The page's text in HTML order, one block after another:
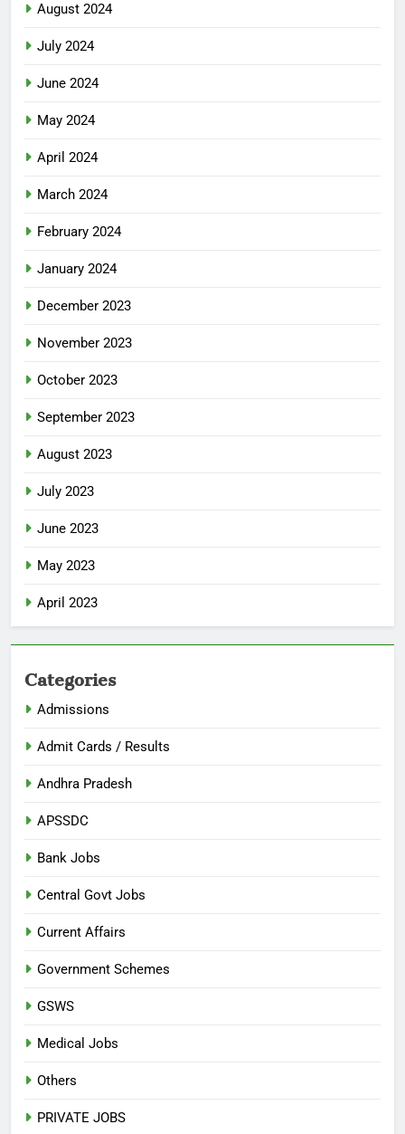
August 2024
July 2024
June 2024
May 2024
April 2024
March 2024
February 2024
January 2024
December 2023
November 2023
October 2023
September 2023
August 2023
July 2023
June 2023
May 2023
April 2023
Categories
Admissions
Admit Cards / Results
Andhra Pradesh
APSSDC
Bank Jobs
Central Govt Jobs
Current Affairs
Government Schemes
GSWS
Medical Jobs
Others
PRIVATE JOBS